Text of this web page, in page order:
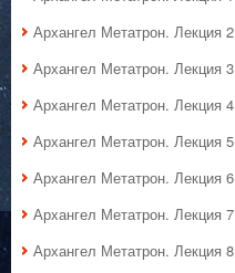
Архангел Метатрон. Лекция
Архангел Метатрон. Лекция
Архангел Метатрон. Лекция
Архангел Метатрон. Лекция
Архангел Метатрон. Лекция
Архангел Метатрон. Лекция
Архангел Метатрон. Лекция